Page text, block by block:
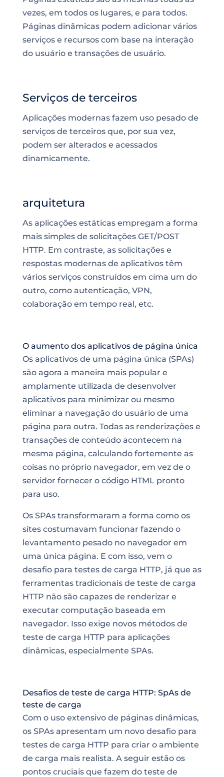
vezes, em todos os lugares, e para todos.
Páginas dinâmicas podem adicionar vários
serviços e recursos com base na interação
do usuário e transações de usuário.
Serviços de terceiros
Aplicações modernas fazem uso pesado de
serviços de terceiros que, por sua vez,
podem ser alterados e acessados
dinamicamente.
arquitetura
As aplicações estáticas empregam a forma
mais simples de solicitações GET/POST
HTTP. Em contraste, as solicitações e
respostas modernas de aplicativos têm
vários serviços construídos em cima um do
outro, como autenticação, VPN,
colaboração em tempo real, etc.
O aumento dos aplicativos de página única
Os aplicativos de uma página única (SPAs)
são agora a maneira mais popular e
amplamente utilizada de desenvolver
aplicativos para minimizar ou mesmo
eliminar a navegação do usuário de uma
página para outra. Todas as renderizações e
transações de conteúdo acontecem na
mesma página, calculando fortemente as
coisas no próprio navegador, em vez de o
servidor fornecer o código HTML pronto
para uso.
Os SPAs transformaram a forma como os
sites costumavam funcionar fazendo o
levantamento pesado no navegador em
uma única página. E com isso, vem o
desafio para testes de carga HTTP, já que as
ferramentas tradicionais de teste de carga
HTTP não são capazes de renderizar e
executar computação baseada em
navegador. Isso exige novos métodos de
teste de carga HTTP para aplicações
dinâmicas, especialmente SPAs.
Desafios de teste de carga HTTP: SpAs de
teste de carga
Com o uso extensivo de páginas dinâmicas,
os SPAs apresentam um novo desafio para
testes de carga HTTP para criar o ambiente
de carga mais realista. A seguir estão os
pontos cruciais que fazem do teste de